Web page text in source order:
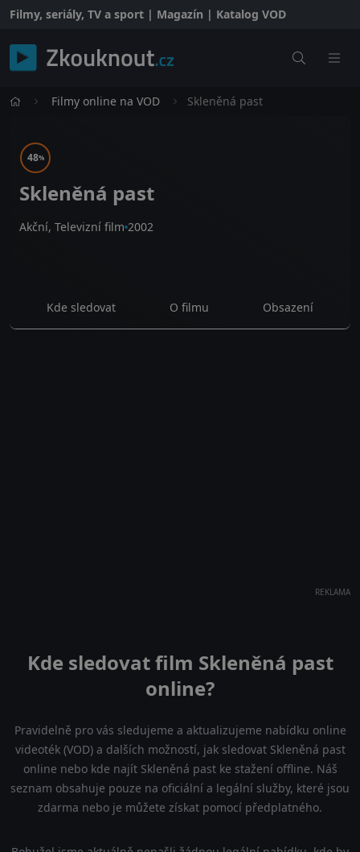
Filmy, seriály, TV a sport | Magazín | Katalog VOD
Filmy online na VOD Skleněná past
48%
Skleněná past
Akční, Televizní film 2002
Kde sledovat O filmu Obsazení
REKLAMA
Kde sledovat film Skleněná past
online?
Pravidelně pro vás sledujeme a aktualizujeme nabídku online
videoték (VOD) a dalších možností, jak sledovat Skleněná past
online nebo kde najít Skleněná past ke stažení offline. Náš
seznam obsahuje pouze na oficiální a legální služby, které jsou
zdarma nebo je můžete získat pomocí předplatného.